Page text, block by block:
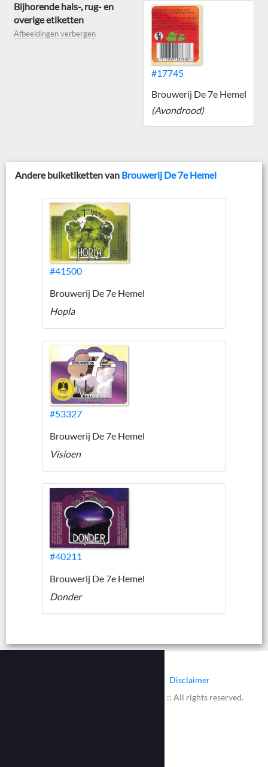
Bijhorende hals-, rug- en
overige etiketten
Afbeeldingen verbergen
#17745
Brouwerij De 7e Hemel
(Avondrood)
Andere buiketiketten van Brouwerij De 7e Hemel
#41500
Brouwerij De 7e Hemel
Hopla
#53327
Brouwerij De 7e Hemel
Visioen
#40211
Brouwerij De 7e Hemel
Donder
Disclaimer
© 2002 - 2026 :: www.bieretiketten.nl :: All rights reserved.